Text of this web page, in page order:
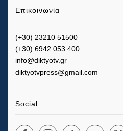
Επικοινωνία
(+30) 23210 51500
(+30) 6942 053 400
info@diktyotv.gr
diktyotvpress@gmail.com
Social